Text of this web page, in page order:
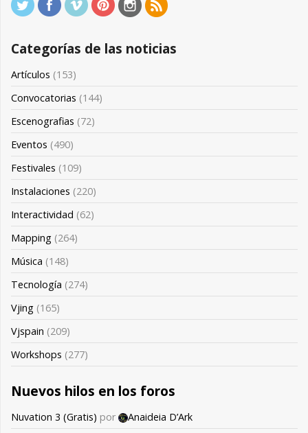
Categorías de las noticias
Artículos (153)
Convocatorias (144)
Escenografias (72)
Eventos (490)
Festivales (109)
Instalaciones (220)
Interactividad (62)
Mapping (264)
Música (148)
Tecnología (274)
Vjing (165)
Vjspain (209)
Workshops (277)
Nuevos hilos en los foros
Nuvation 3 (Gratis) por
Anaideia D’Ark